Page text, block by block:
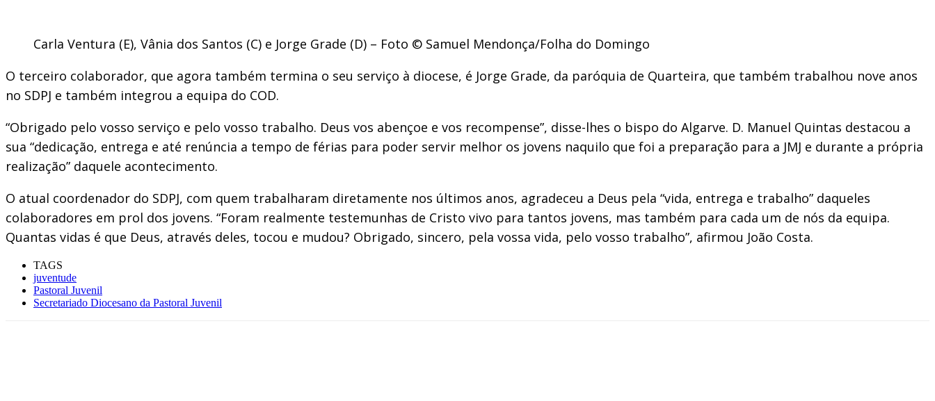
Carla Ventura (E), Vânia dos Santos (C) e Jorge Grade (D) – Foto © Samuel Mendonça/Folha do Domingo
O terceiro colaborador, que agora também termina o seu serviço à diocese, é Jorge Grade, da paróquia de Quarteira, que também trabalhou nove anos
no SDPJ e também integrou a equipa do COD.
“Obrigado pelo vosso serviço e pelo vosso trabalho. Deus vos abençoe e vos recompense”, disse-lhes o bispo do Algarve. D. Manuel Quintas destacou a
sua “dedicação, entrega e até renúncia a tempo de férias para poder servir melhor os jovens naquilo que foi a preparação para a JMJ e durante a própria
realização” daquele acontecimento.
O atual coordenador do SDPJ, com quem trabalharam diretamente nos últimos anos, agradeceu a Deus pela “vida, entrega e trabalho” daqueles
colaboradores em prol dos jovens. “Foram realmente testemunhas de Cristo vivo para tantos jovens, mas também para cada um de nós da equipa.
Quantas vidas é que Deus, através deles, tocou e mudou? Obrigado, sincero, pela vossa vida, pelo vosso trabalho”, afirmou João Costa.
TAGS
juventude
Pastoral Juvenil
Secretariado Diocesano da Pastoral Juvenil